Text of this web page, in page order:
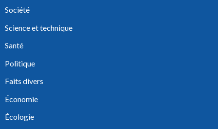
Société
Science et technique
Santé
Politique
Faits divers
Économie
Écologie